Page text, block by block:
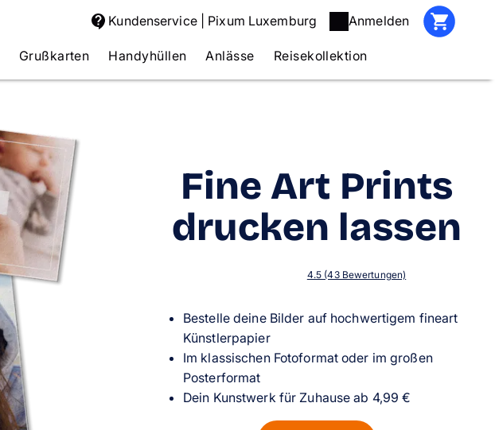
Kundenservice | Pixum Luxemburg Anmelden
Grußkarten Handyhüllen Anlässe Reisekollektion
Fine Art Prints
drucken lassen
4.5 (43 Bewertungen)
Bestelle deine Bilder auf hochwertigem fineart
Künstlerpapier
Im klassischen Fotoformat oder im großen
Posterformat
Dein Kunstwerk für Zuhause ab 4,99 €